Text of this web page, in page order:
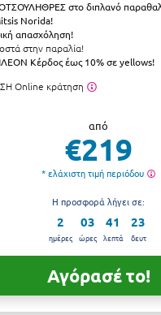
3 Αστέρων
4 Αστέρων
5 Αστέρων
Δωμάτια
στο διπλανό
Norida!
απασχόληση!
στην παραλία!
Κέρδος έως 10% σε yellows!
Online κράτηση
από
€219
* ελάχιστη τιμή περιόδου
Η προσφορά λήγει σε:
2
ημέρες
03
ώρες
41
λεπτά
22
δευτ
Αγόρασέ το!